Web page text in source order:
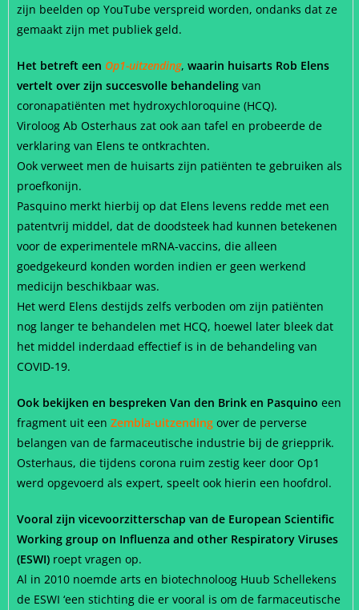
zijn beelden op YouTube verspreid worden, ondanks dat ze
gemaakt zijn met publiek geld.
Het betreft een Op1-uitzending, waarin huisarts Rob Elens
vertelt over zijn succesvolle behandeling van
coronapatiënten met hydroxychloroquine (HCQ).
Viroloog Ab Osterhaus zat ook aan tafel en probeerde de
verklaring van Elens te ontkrachten.
Ook verweet men de huisarts zijn patiënten te gebruiken als
proefkonijn.
Pasquino merkt hierbij op dat Elens levens redde met een
patentvrij middel, dat de doodsteek had kunnen betekenen
voor de experimentele mRNA-vaccins, die alleen
goedgekeurd konden worden indien er geen werkend
medicijn beschikbaar was.
Het werd Elens destijds zelfs verboden om zijn patiënten
nog langer te behandelen met HCQ, hoewel later bleek dat
het middel inderdaad effectief is in de behandeling van
COVID-19.
Ook bekijken en bespreken Van den Brink en Pasquino een
fragment uit een Zembla-uitzending over de perverse
belangen van de farmaceutische industrie bij de griepprik.
Osterhaus, die tijdens corona ruim zestig keer door Op1
werd opgevoerd als expert, speelt ook hierin een hoofdrol.
Vooral zijn vicevoorzitterschap van de European Scientific
Working group on Influenza and other Respiratory Viruses
(ESWI) roept vragen op.
Al in 2010 noemde arts en biotechnoloog Huub Schellekens
de ESWI ‘een stichting die er vooral is om de farmaceutische